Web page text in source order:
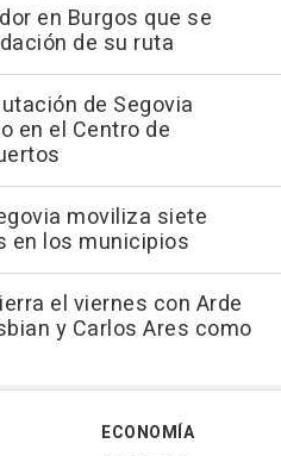
en Burgos que se
de su ruta
de Segovia
en el Centro de
moviliza siete
en los municipios
el viernes con Arde
y Carlos Ares como
ECONOMÍA